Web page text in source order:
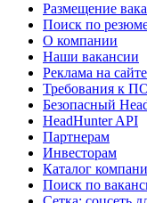
Размещение
Поиск по
О компании
Наши вакансии
Реклама на сайте
Требования к
Безопасный
HeadHunter API
Партнерам
Инвесторам
Каталог
Поиск по